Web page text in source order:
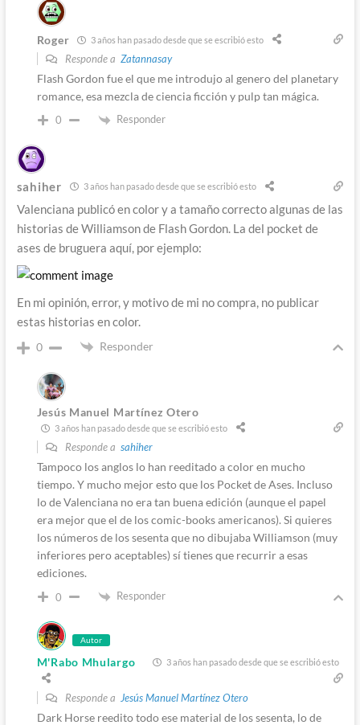
Roger 3 años han pasado desde que se escribió esto
Responde a Zatannasay
Flash Gordon fue el que me introdujo al genero del planetary
romance, esa mezcla de ciencia ficción y pulp tan mágica.
0 Responder
sahiher 3 años han pasado desde que se escribió esto
Valenciana publicó en color y a tamaño correcto algunas de las
historias deWilliamsonde Flash Gordon. La del pocket de
ases de bruguera aquí, por ejemplo:
En mi opinión, error, y motivo de mi no compra, no publicar
estas historias en color.
0 Responder
Jesús Manuel Martínez Otero
3 años han pasado desde que se escribió esto
Responde a sahiher
Tampoco los anglos lo han reeditado a color en mucho
tiempo. Y mucho mejor esto que los Pocket de Ases. Incluso
lo de Valenciana no era tan buena edición (aunque el papel
era mejor que el de los comic-books americanos). Si quieres
los números de los sesenta que no dibujaba Williamson (muy
inferiores pero aceptables) sí tienes que recurrir a esas
ediciones.
0 Responder
Autor
M'Rabo Mhulargo 3 años han pasado desde que se escribió esto
Responde a Jesús Manuel Martínez Otero
Dark Horse reedito todo ese material de los sesenta, lo de